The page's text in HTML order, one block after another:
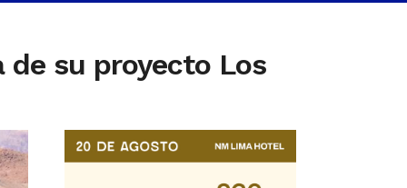
su proyecto Los